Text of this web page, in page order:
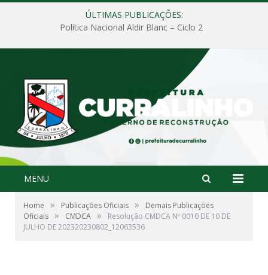
ÚLTIMAS PUBLICAÇÕES:
Política Nacional Aldir Blanc – Ciclo 2
MENU
Home » Publicações Oficiais »
Demais Publicações
Oficiais » CMDCA »
Resolução CMDCA Nº 0010 DE 10 DE
JULHO DE 202320230802_12063536